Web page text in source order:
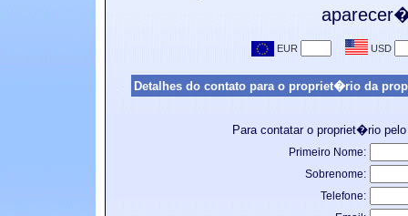
Detalhes do contato para o propriet�rio da
Para contatar o propriet�rio
Primeiro Nome:
Sobrenome:
Telefone: